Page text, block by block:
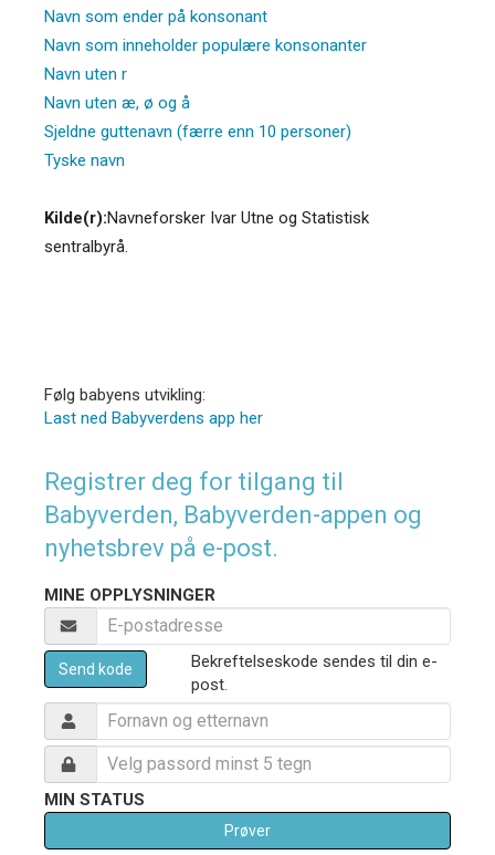
Navn som ender på konsonant
Navn som inneholder populære konsonanter
Navn uten r
Navn uten æ, ø og å
Sjeldne guttenavn (færre enn 10 personer)
Tyske navn
Kilde(r):Navneforsker Ivar Utne og Statistisk
sentralbyrå.
Følg babyens utvikling:
Last ned Babyverdens app her
Registrer deg for tilgang til
Babyverden, Babyverden-appen og
nyhetsbrev på e-post.
MINE OPPLYSNINGER
Send kode
Bekreftelseskode sendes til din e-
post.
MIN STATUS
Prøver